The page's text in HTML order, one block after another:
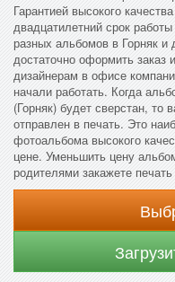
Гарантией высокого
двадцатилетний срок
разных альбомов в Горняк
достаточно оформить
дизайнерам в офисе
начали работать. Когда
(Горняк) будет сверстан, то
отправлен в печать. Это
фотоальбома высокого
цене. Уменьшить цену
родителями закажете